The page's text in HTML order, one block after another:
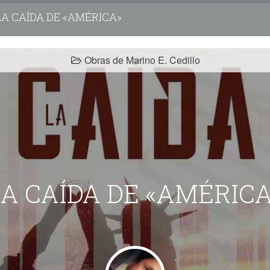
CAÍDA DE «AMÉRICA»
Obras de Marino E. Cedillo
CAÍDA DE